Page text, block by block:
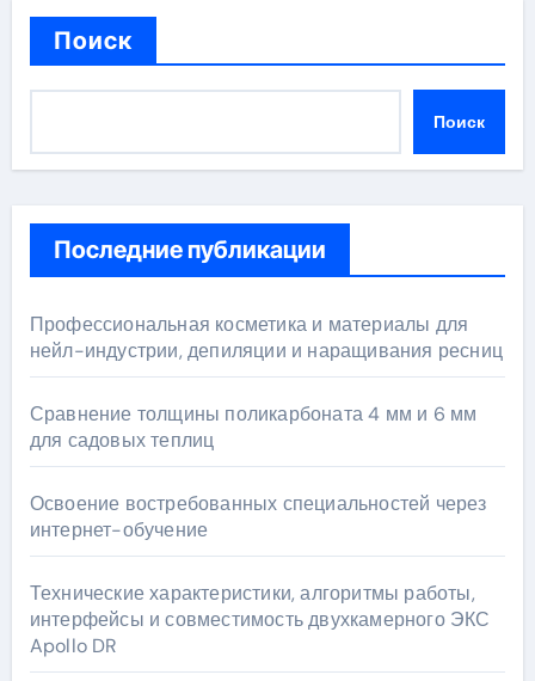
Поиск
Поиск
Последние публикации
Профессиональная косметика и материалы для
нейл-индустрии, депиляции и наращивания ресниц
Сравнение толщины поликарбоната 4 мм и 6 мм
для садовых теплиц
Освоение востребованных специальностей через
интернет-обучение
Технические характеристики, алгоритмы работы,
интерфейсы и совместимость двухкамерного ЭКС
Apollo DR